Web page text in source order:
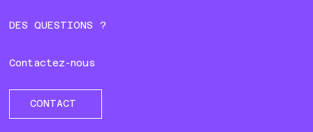
DES QUESTIONS ?
Contactez-nous
CONTACT